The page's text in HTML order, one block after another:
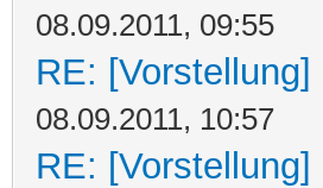
08.09.2011, 09:55
RE:
08.09.2011, 10:57
RE: